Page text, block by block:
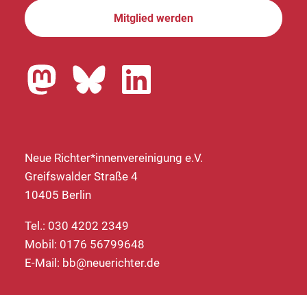
Mitglied werden
Neue Richter*innenvereinigung e.V.
Greifswalder Straße 4
10405 Berlin
Tel.: 030 4202 2349
Mobil: 0176 56799648
E-Mail: bb@neuerichter.de